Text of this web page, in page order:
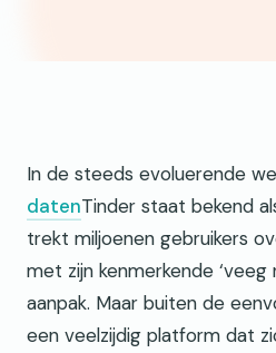
In de steeds evoluerende
datenTinder staat bekend
trekt miljoenen gebruikers
met zijn kenmerkende ‘veeg
aanpak. Maar buiten de
een veelzijdig platform dat